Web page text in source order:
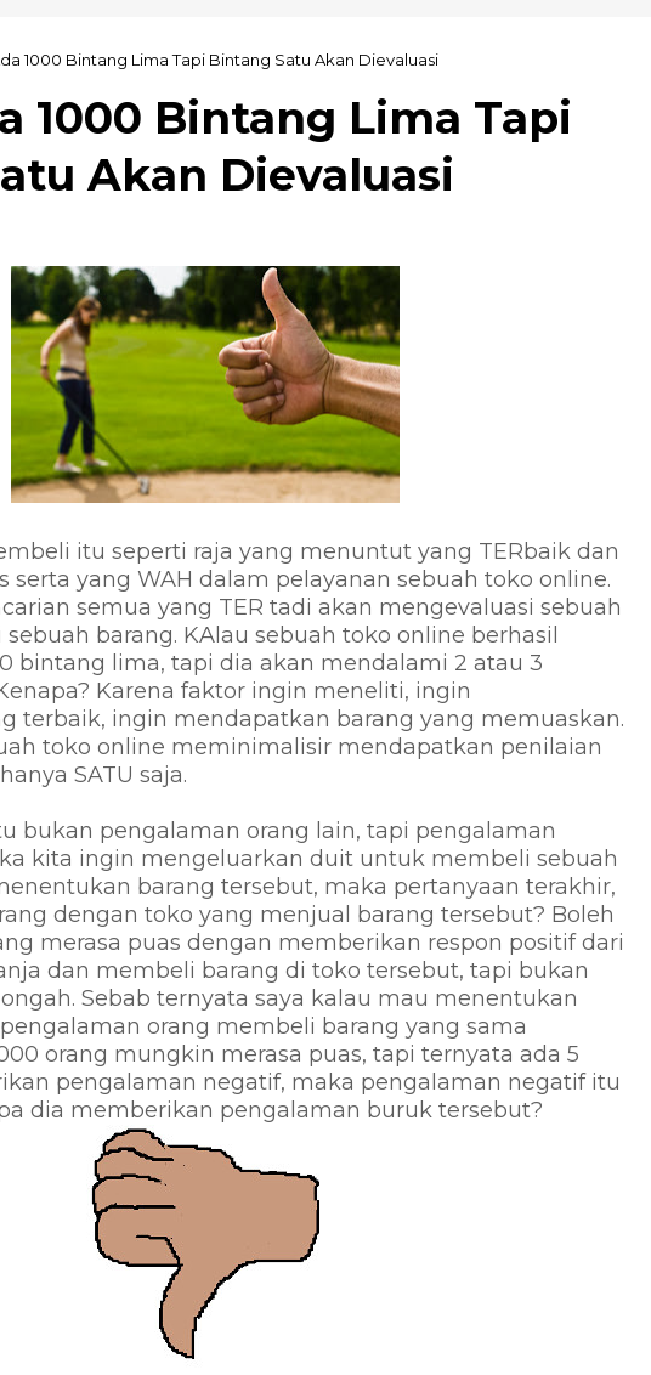
1000 Bintang Lima Tapi Bintang Satu Akan Dievaluasi
1000 Bintang Lima Tapi
Akan Dievaluasi
itu seperti raja yang menuntut yang TERbaik dan
serta yang WAH dalam pelayanan sebuah toko online.
semua yang TER tadi akan mengevaluasi sebuah
barang. KAlau sebuah toko online berhasil
bintang lima, tapi dia akan mendalami 2 atau 3
Karena faktor ingin meneliti, ingin
terbaik, ingin mendapatkan barang yang memuaskan.
toko online meminimalisir mendapatkan penilaian
SATU saja.
bukan pengalaman orang lain, tapi pengalaman
kita ingin mengeluarkan duit untuk membeli sebuah
barang tersebut, maka pertanyaan terakhir,
dengan toko yang menjual barang tersebut? Boleh
merasa puas dengan memberikan respon positif dari
dan membeli barang di toko tersebut, tapi bukan
Sebab ternyata saya kalau mau menentukan
orang membeli barang yang sama
orang mungkin merasa puas, tapi ternyata ada 5
pengalaman negatif, maka pengalaman negatif itu
dia memberikan pengalaman buruk tersebut?